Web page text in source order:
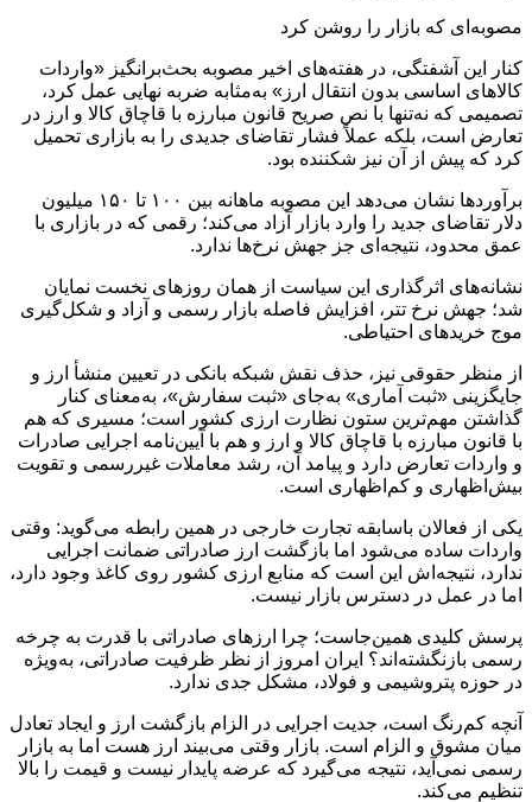
مصوبه‌ای که بازار را روشن کرد
کنار این آشفتگی، در هفته‌های اخیر مصوبه بحث‌برانگیز «واردات
کالاهای اساسی بدون انتقال ارز» به‌مثابه ضربه نهایی عمل کرد،
تصمیمی که نه‌تنها با نص صریح قانون مبارزه با قاچاق کالا و ارز در
تعارض است، بلکه عملاً فشار تقاضای جدیدی را به بازاری تحمیل
کرد که پیش از آن نیز شکننده بود.
برآوردها نشان می‌دهد این مصوبه ماهانه بین ۱۰۰ تا ۱۵۰ میلیون
دلار تقاضای جدید را وارد بازار آزاد می‌کند؛ رقمی که در بازاری با
عمق محدود، نتیجه‌ای جز جهش نرخ‌ها ندارد.
نشانه‌های اثرگذاری این سیاست از همان روزهای نخست نمایان
شد؛ جهش نرخ تتر، افزایش فاصله بازار رسمی و آزاد و شکل‌گیری
موج خریدهای احتیاطی.
از منظر حقوقی نیز، حذف نقش شبکه بانکی در تعیین منشأ ارز و
جایگزینی «ثبت آماری» به‌جای «ثبت سفارش»، به‌معنای کنار
گذاشتن مهم‌ترین ستون نظارت ارزی کشور است؛ مسیری که هم
با قانون مبارزه با قاچاق کالا و ارز و هم با آیین‌نامه اجرایی صادرات
و واردات تعارض دارد و پیامد آن، رشد معاملات غیررسمی و تقویت
بیش‌اظهاری و کم‌اظهاری است.
یکی از فعالان باسابقه تجارت خارجی در همین رابطه می‌گوید: وقتی
واردات ساده می‌شود اما بازگشت ارز صادراتی ضمانت اجرایی
ندارد، نتیجه‌اش این است که منابع ارزی کشور روی کاغذ وجود دارد،
اما در عمل در دسترس بازار نیست.
پرسش کلیدی همین‌جاست؛ چرا ارزهای صادراتی با قدرت به چرخه
رسمی بازنگشته‌اند؟ ایران امروز از نظر ظرفیت صادراتی، به‌ویژه
در حوزه پتروشیمی و فولاد، مشکل جدی ندارد.
آنچه کم‌رنگ است، جدیت اجرایی در الزام بازگشت ارز و ایجاد تعادل
میان مشوق و الزام است. بازار وقتی می‌بیند ارز هست اما به بازار
رسمی نمی‌آید، نتیجه می‌گیرد که عرضه پایدار نیست و قیمت را بالا
تنظیم می‌کند.